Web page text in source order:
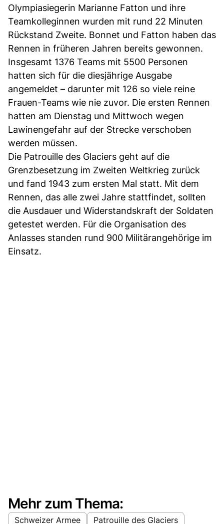
Olympiasiegerin Marianne Fatton und ihre
Teamkolleginnen wurden mit rund 22 Minuten
Rückstand Zweite. Bonnet und Fatton haben das
Rennen in früheren Jahren bereits gewonnen.
Insgesamt 1376 Teams mit 5500 Personen
hatten sich für die diesjährige Ausgabe
angemeldet – darunter mit 126 so viele reine
Frauen-Teams wie nie zuvor. Die ersten Rennen
hatten am Dienstag und Mittwoch wegen
Lawinengefahr auf der Strecke verschoben
werden müssen.
Die Patrouille des Glaciers geht auf die
Grenzbesetzung im Zweiten Weltkrieg zurück
und fand 1943 zum ersten Mal statt. Mit dem
Rennen, das alle zwei Jahre stattfindet, sollten
die Ausdauer und Widerstandskraft der Soldaten
getestet werden. Für die Organisation des
Anlasses standen rund 900 Militärangehörige im
Einsatz.
Mehr zum Thema:
Schweizer Armee Patrouille des Glaciers